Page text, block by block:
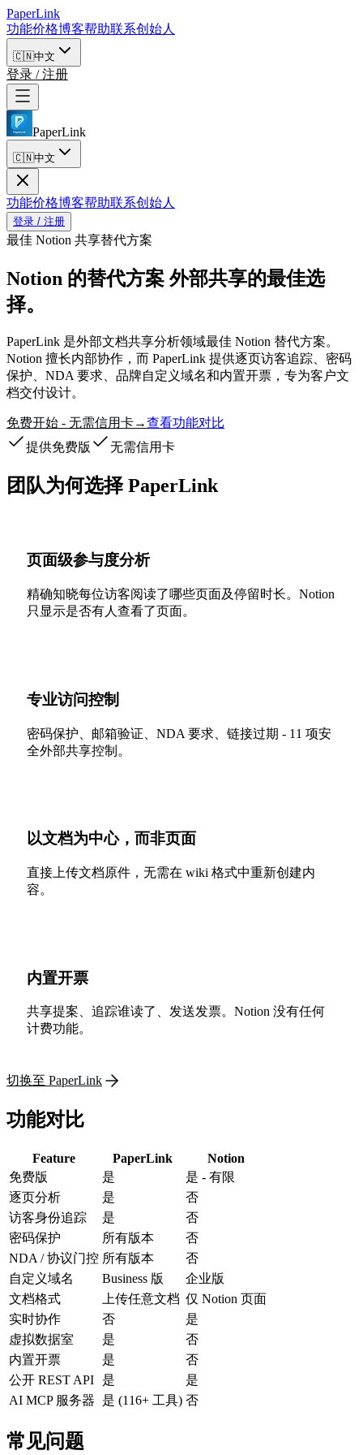
PaperLink
功能价格博客帮助联系创始人
🇨🇳中文
登录 / 注册
PaperLink
🇨🇳中文
功能价格博客帮助联系创始人
登录 / 注册
最佳 Notion 共享替代方案
Notion 的替代方案 外部共享的最佳选
择。
PaperLink 是外部文档共享分析领域最佳 Notion 替代方案。
Notion 擅长内部协作，而 PaperLink 提供逐页访客追踪、密码
保护、NDA 要求、品牌自定义域名和内置开票，专为客户文
档交付设计。
免费开始 - 无需信用卡→查看功能对比
提供免费版
无需信用卡
团队为何选择 PaperLink
页面级参与度分析
精确知晓每位访客阅读了哪些页面及停留时长。Notion
只显示是否有人查看了页面。
专业访问控制
密码保护、邮箱验证、NDA 要求、链接过期 - 11 项安
全外部共享控制。
以文档为中心，而非页面
直接上传文档原件，无需在 wiki 格式中重新创建内
容。
内置开票
共享提案、追踪谁读了、发送发票。Notion 没有任何
计费功能。
切换至 PaperLink
功能对比
Feature PaperLink
Notion
免费版
是
是 - 有限
逐页分析
是
否
访客身份追踪
是
否
密码保护
所有版本
否
NDA / 协议门控 所有版本
否
自定义域名
Business 版
企业版
文档格式
上传任意文档 仅 Notion 页面
实时协作
否
是
虚拟数据室
是
否
内置开票
是
否
公开 REST API
是
是
AI MCP 服务器
是 (116+ 工具) 否
常见问题